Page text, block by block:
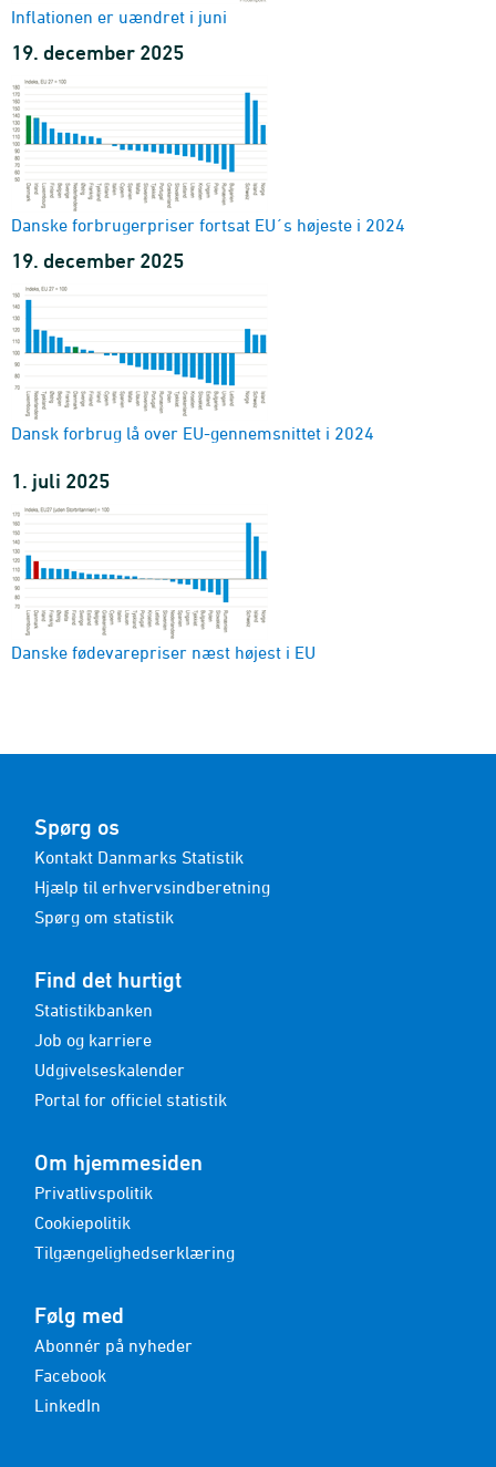
Inflationen er uændret i juni
19. december 2025
Danske forbrugerpriser fortsat EU´s højeste i 2024
19. december 2025
Dansk forbrug lå over EU-gennemsnittet i 2024
1. juli 2025
Danske fødevarepriser næst højest i EU
Spørg os
Kontakt Danmarks Statistik
Hjælp til erhvervsindberetning
Spørg om statistik
Find det hurtigt
Statistikbanken
Job og karriere
Udgivelseskalender
Portal for officiel statistik
Om hjemmesiden
Privatlivspolitik
Cookiepolitik
Tilgængelighedserklæring
Følg med
Abonnér på nyheder
Facebook
LinkedIn